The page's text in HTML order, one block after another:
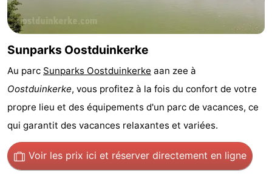
de
vue
-
Fermes
-
Terrains
jeux
-
de
jeux
Parcours
de
Centres
de
Villages
Sunparks Oostduinkerke
Au parc Sunparks Oostduinkerke aan zee à
Oostduinkerke, vous profitez à la fois du confort de votre
propre lieu et des équipements d'un parc de vacances, ce
qui garantit des vacances relaxantes et variées.
Voir les prix ici et réserver directement en ligne